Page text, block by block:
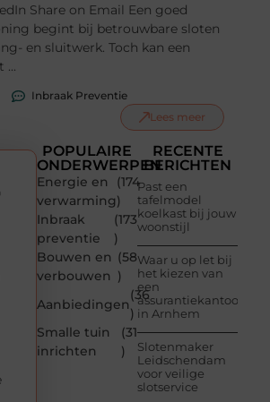
Share on Email Een goed
begint bij betrouwbare sloten
en sluitwerk. Toch kan een
...
Inbraak Preventie
Lees meer
POPULAIRE
ONDERWERPEN
Energie en
verwarming
(174
)
Inbraak
preventie
(173
)
Bouwen en
verbouwen
(58
)
Aanbiedingen
(36
)
Smalle tuin
inrichten
(31
)
RECENTE
BERICHTEN
Past een
tafelmodel
koelkast bij jouw
woonstijl
Waar u op let bij
het kiezen van
een
assurantiekantoor
in Arnhem
Slotenmaker
Leidschendam
voor veilige
slotservice